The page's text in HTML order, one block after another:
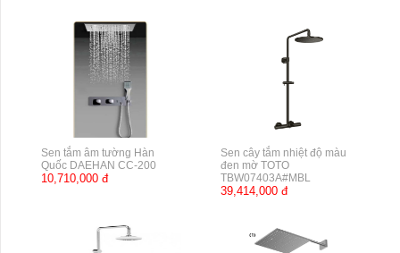
Sen tắm âm tường Hàn
Quốc DAEHAN CC-200
10,710,000 đ
Sen cây tắm nhiệt độ màu
đen mờ TOTO
TBW07403A#MBL
39,414,000 đ